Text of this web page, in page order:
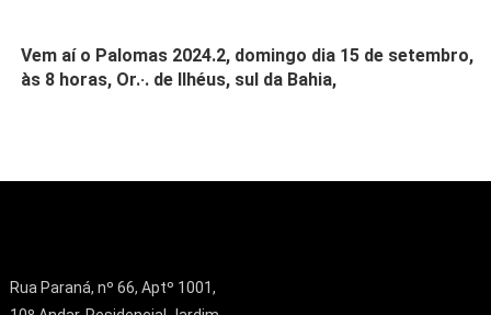
Vem aí o Palomas 2024.2, domingo dia 15 de setembro,
às 8 horas, Or.·. de Ilhéus, sul da Bahia,
Rua Paraná, nº 66, Aptº 1001,